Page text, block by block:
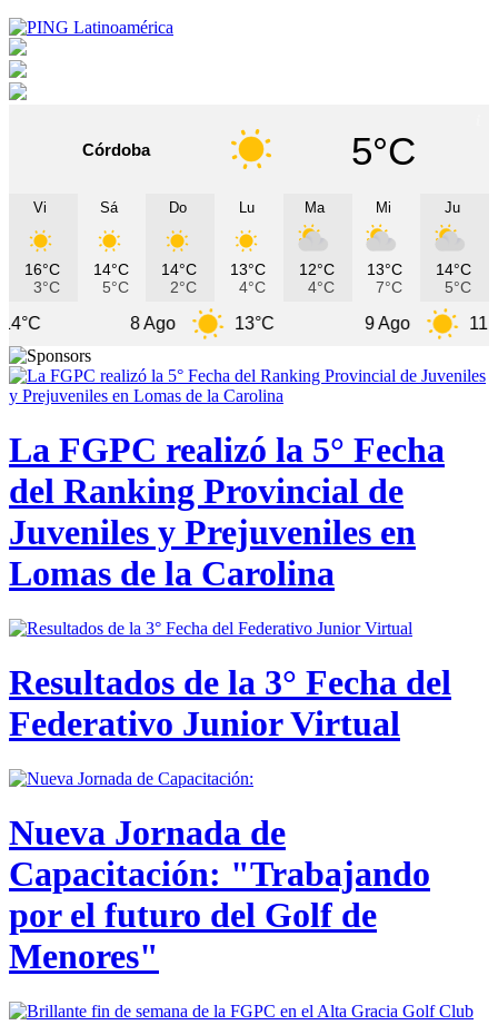
Córdoba 5°C
Vi
16°C
3°C
Sá
14°C
5°C
Do
14°C
2°C
Lu
13°C
4°C
Ma
12°C
4°C
Mi
13°C
7°C
Ju
14°C
5°C
13°C 11°C
La FGPC realizó la 5° Fecha
del Ranking Provincial de
Juveniles y Prejuveniles en
Lomas de la Carolina
Resultados de la 3° Fecha del
Federativo Junior Virtual
Nueva Jornada de
Capacitación: "Trabajando
por el futuro del Golf de
Menores"